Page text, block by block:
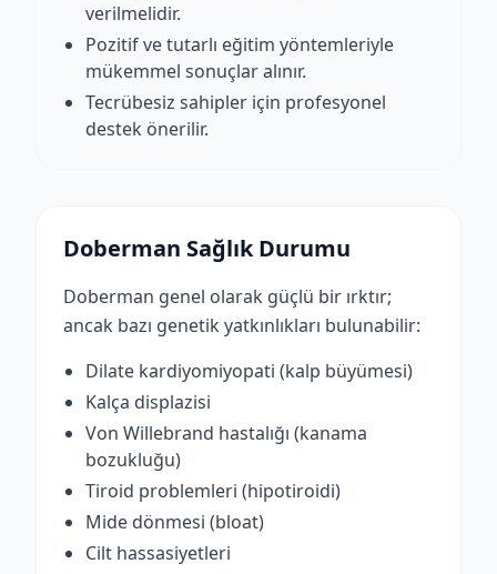
verilmelidir.
Pozitif ve tutarlı eğitim yöntemleriyle
mükemmel sonuçlar alınır.
Tecrübesiz sahipler için profesyonel
destek önerilir.
Doberman Sağlık Durumu
Doberman genel olarak güçlü bir ırktır;
ancak bazı genetik yatkınlıkları bulunabilir:
Dilate kardiyomiyopati (kalp büyümesi)
Kalça displazisi
Von Willebrand hastalığı (kanama
bozukluğu)
Tiroid problemleri (hipotiroidi)
Mide dönmesi (bloat)
Cilt hassasiyetleri